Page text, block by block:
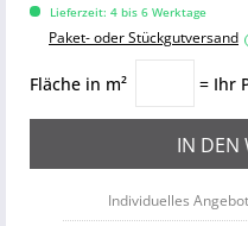
Lieferzeit: 4 bis 6 Werktage
Paket- oder Stückgutversand
Fläche in m² = Ihr
IN DEN
Individuelles Angebot